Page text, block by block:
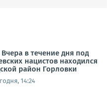
в течение дня под
нацистов находился
район Горловки
14:24